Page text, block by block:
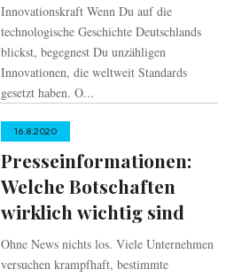
Innovationskraft Wenn Du auf die
technologische Geschichte Deutschlands
blickst, begegnest Du unzähligen
Innovationen, die weltweit Standards
gesetzt haben. O...
16.8.2020
Presseinformationen:
Welche Botschaften
wirklich wichtig sind
Ohne News nichts los. Viele Unternehmen
versuchen krampfhaft, bestimmte